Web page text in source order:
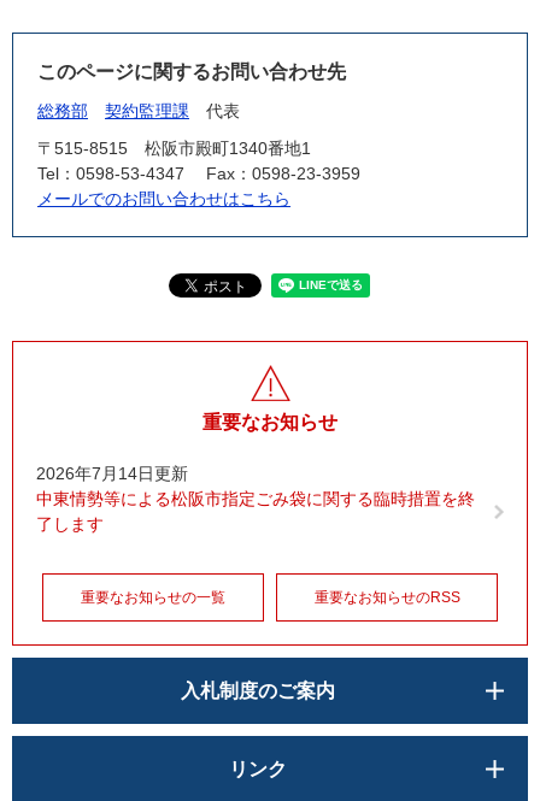
このページに関するお問い合わせ先
総務部 契約監理課
代表
〒515-8515
松阪市殿町1340番地1
Tel：0598-53-4347
Fax：0598-23-3959
メールでのお問い合わせはこちら
重要なお知らせ
2026年7月14日更新
中東情勢等による松阪市指定ごみ袋に関する臨時措置を終
了します
重要なお知らせの一覧 重要なお知らせのRSS
入札制度のご案内
リンク